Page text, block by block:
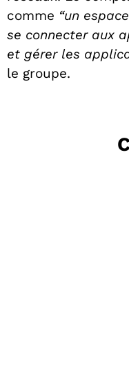
comme “un
se connecter aux
et gérer les
le groupe.